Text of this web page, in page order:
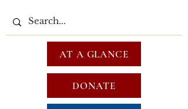
DONATE
AT A GLANCE